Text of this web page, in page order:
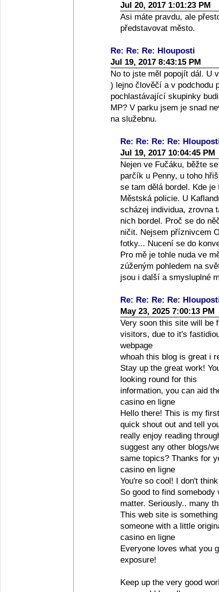
Jul 20, 2017 1:01:23 PM
Asi máte pravdu, ale
představovat město.
Re: Re: Re: Hlouposti
Jul 19, 2017 8:43:15 PM
No to jste měl popojít dál. U
) lejno člověčí a v podchodu
pochlastávající skupinky
MP? V parku jsem je snad
na služebnu.
Re: Re: Re: Re:
Jul 19, 2017 10:04:45 PM
Nejen ve Fučáku, běžte
parčík u Penny, u toho
se tam dělá bordel. Kde
Městská policie. U
scházej individua, zrovna
nich bordel. Proč se do
ničit. Nejsem příznivcem
fotky... Nucení se do
Pro mě je tohle nuda ve
zúženým pohledem na
jsou i další a smysluplné
Re: Re: Re: Re:
May 23, 2025 7:00:13 PM
Very soon this site will be
visitors, due to it's
webpage
whoah this blog is great i
Stay up the great work!
looking round for this
information, you can aid
casino en ligne
Hello there! This is my
quick shout out and tell
really enjoy reading
suggest any other blogs/
same topics? Thanks for
casino en ligne
You're so cool! I don't
So good to find
matter. Seriously.. many
This web site is
someone with a little
casino en ligne
Everyone loves what you
exposure!
Keep up the very good